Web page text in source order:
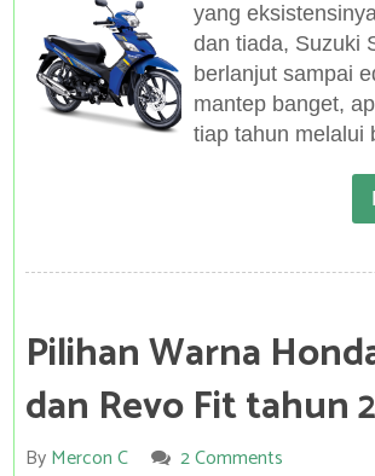
yang
dan tiada, Suzuki
berlanjut sampai
mantep banget,
tiap tahun melalui
Pilihan Warna
dan Revo Fit tahun
ByMercon C 2 Comments